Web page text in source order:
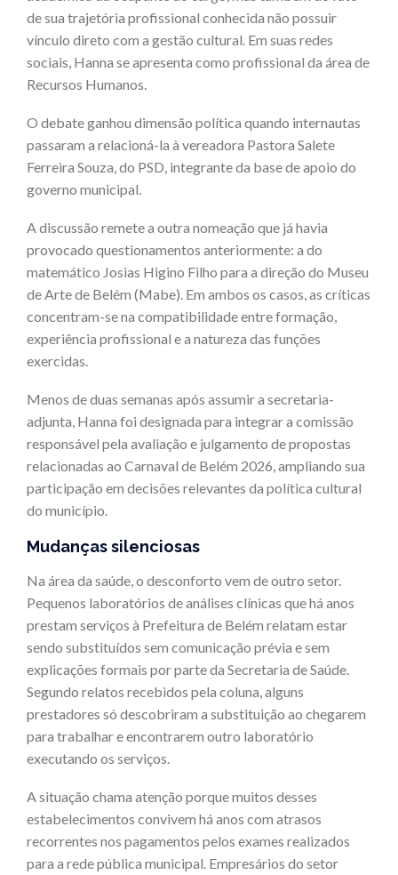
de sua trajetória profissional conhecida não possuir
vínculo direto com a gestão cultural. Em suas redes
sociais, Hanna se apresenta como profissional da área de
Recursos Humanos.
O debate ganhou dimensão política quando internautas
passaram a relacioná-la à vereadora Pastora Salete
Ferreira Souza, do PSD, integrante da base de apoio do
governo municipal.
A discussão remete a outra nomeação que já havia
provocado questionamentos anteriormente: a do
matemático Josias Higino Filho para a direção do Museu
de Arte de Belém (Mabe). Em ambos os casos, as críticas
concentram-se na compatibilidade entre formação,
experiência profissional e a natureza das funções
exercidas.
Menos de duas semanas após assumir a secretaria-
adjunta, Hanna foi designada para integrar a comissão
responsável pela avaliação e julgamento de propostas
relacionadas ao Carnaval de Belém 2026, ampliando sua
participação em decisões relevantes da política cultural
do município.
Mudanças silenciosas
Na área da saúde, o desconforto vem de outro setor.
Pequenos laboratórios de análises clínicas que há anos
prestam serviços à Prefeitura de Belém relatam estar
sendo substituídos sem comunicação prévia e sem
explicações formais por parte da Secretaria de Saúde.
Segundo relatos recebidos pela coluna, alguns
prestadores só descobriram a substituição ao chegarem
para trabalhar e encontrarem outro laboratório
executando os serviços.
A situação chama atenção porque muitos desses
estabelecimentos convivem há anos com atrasos
recorrentes nos pagamentos pelos exames realizados
para a rede pública municipal. Empresários do setor